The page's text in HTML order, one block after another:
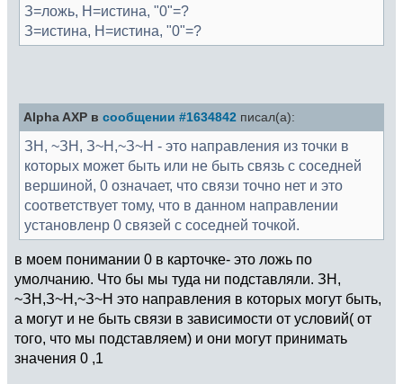
З=ложь, Н=истина, "0"=?
З=истина, Н=истина, "0"=?
Alpha AXP в сообщении #1634842 писал(а):
ЗН, ~ЗН, З~Н,~З~Н - это направления из точки в
которых может быть или не быть связь с соседней
вершиной, 0 означает, что связи точно нет и это
соответствует тому, что в данном направлении
установленр 0 связей с соседней точкой.
в моем понимании 0 в карточке- это ложь по
умолчанию. Что бы мы туда ни подставляли. ЗН,
~ЗН,З~Н,~З~Н это направления в которых могут быть,
а могут и не быть связи в зависимости от условий( от
того, что мы подставляем) и они могут принимать
значения 0 ,1